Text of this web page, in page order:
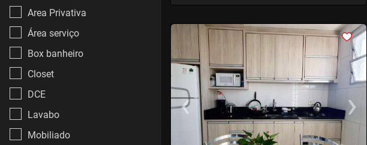
Area Privativa
Área serviço
Box banheiro
Closet
DCE
Lavabo
Mobiliado
<
‹Previous ›Next